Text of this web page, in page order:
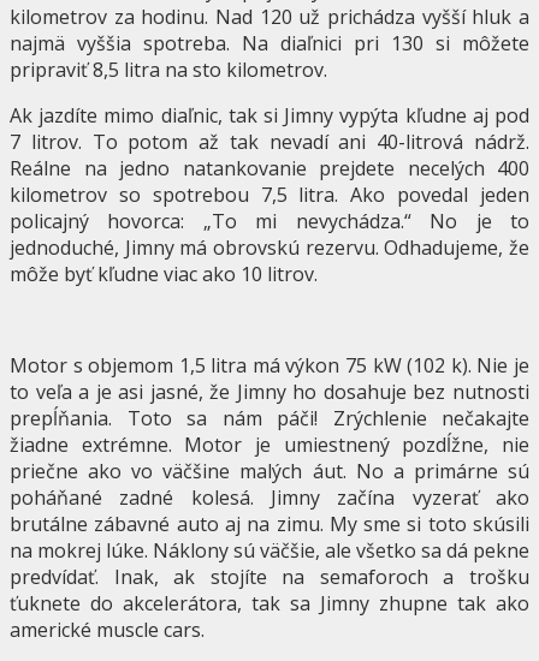
kilometrov za hodinu. Nad 120 už prichádza vyšší hluk a
najmä vyššia spotreba. Na diaľnici pri 130 si môžete
pripraviť 8,5 litra na sto kilometrov.
Ak jazdíte mimo diaľnic, tak si Jimny vypýta kľudne aj pod
7 litrov. To potom až tak nevadí ani 40-litrová nádrž.
Reálne na jedno natankovanie prejdete necelých 400
kilometrov so spotrebou 7,5 litra. Ako povedal jeden
policajný hovorca: „To mi nevychádza.“ No je to
jednoduché, Jimny má obrovskú rezervu. Odhadujeme, že
môže byť kľudne viac ako 10 litrov.
Motor s objemom 1,5 litra má výkon 75 kW (102 k). Nie je
to veľa a je asi jasné, že Jimny ho dosahuje bez nutnosti
prepĺňania. Toto sa nám páči! Zrýchlenie nečakajte
žiadne extrémne. Motor je umiestnený pozdĺžne, nie
priečne ako vo väčšine malých áut. No a primárne sú
poháňané zadné kolesá. Jimny začína vyzerať ako
brutálne zábavné auto aj na zimu. My sme si toto skúsili
na mokrej lúke. Náklony sú väčšie, ale všetko sa dá pekne
predvídať. Inak, ak stojíte na semaforoch a trošku
ťuknete do akcelerátora, tak sa Jimny zhupne tak ako
americké muscle cars.